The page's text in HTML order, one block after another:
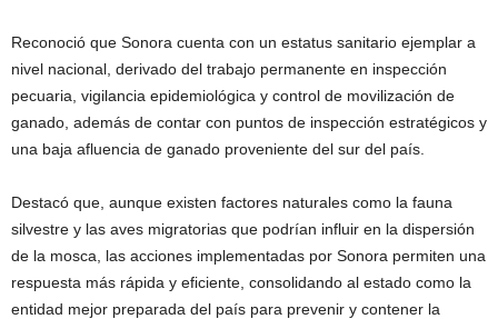
Reconoció que Sonora cuenta con un estatus sanitario ejemplar a
nivel nacional, derivado del trabajo permanente en inspección
pecuaria, vigilancia epidemiológica y control de movilización de
ganado, además de contar con puntos de inspección estratégicos y
una baja afluencia de ganado proveniente del sur del país.
Destacó que, aunque existen factores naturales como la fauna
silvestre y las aves migratorias que podrían influir en la dispersión
de la mosca, las acciones implementadas por Sonora permiten una
respuesta más rápida y eficiente, consolidando al estado como la
entidad mejor preparada del país para prevenir y contener la